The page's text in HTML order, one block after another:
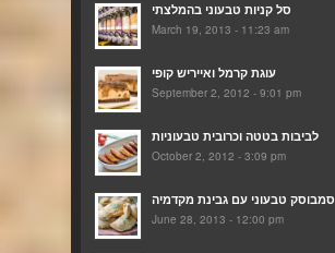
סל קניות טבעוני בהמלצתי
March 19, 2013 - 11:23 am
עוגת קרמל ואייריש קופי
September 2, 2012 - 9:01 pm
לביבות בטטה וכרובית טבעוניות
October 2, 2012 - 3:09 pm
סמבוסק טבעוני עם גבינת מקדמיה
June 28, 2013 - 12:00 pm